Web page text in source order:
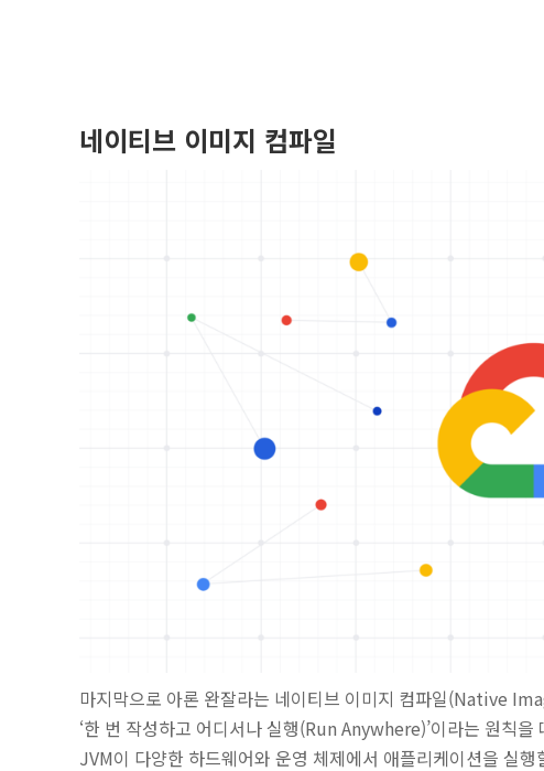
네이티브 이미지 컴파일
마지막으로 아론 완잘라는 네이티브 이미지 컴파일(Native
‘한 번 작성하고 어디서나 실행(Run Anywhere)’이라는 원칙
JVM이 다양한 하드웨어와 운영 체제에서 애플리케이션을 실